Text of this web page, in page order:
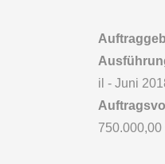
il - Juni
750.000,00